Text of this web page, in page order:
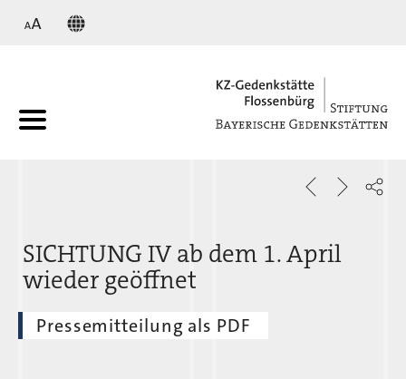
SICHTUNG IV ab dem 1. April
wieder geöffnet
Pressemitteilung als PDF